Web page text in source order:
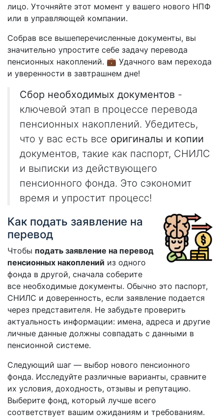
лицо. Уточняйте этот момент у вашего нового НПФ
или в управляющей компании.
Собрав все вышеперечисленные документы, вы
значительно упростите себе задачу перевода
пенсионных накоплений. 💼 Удачного вам перехода
и уверенности в завтрашнем дне!
Сбор необходимых документов -
ключевой этап в процессе перевода
пенсионных накоплений. Убедитесь,
что у вас есть все оригиналы и копии
документов, такие как паспорт, СНИЛС
и выписки из действующего
пенсионного фонда. Это сэкономит
время и упростит процесс!
Как подать заявление на
перевод
Чтобы подать заявление на перевод
пенсионных накоплений из одного
фонда в другой, сначала соберите
все необходимые документы. Обычно это паспорт,
СНИЛС и доверенность, если заявление подается
через представителя. Не забудьте проверить
актуальность информации: имена, адреса и другие
личные данные должны совпадать с данными в
пенсионной системе.
Следующий шаг — выбор нового пенсионного
фонда. Исследуйте различные варианты, сравните
их условия, доходность, отзывы и репутацию.
Выберите фонд, который лучше всего
соответствует вашим ожиданиям и требованиям.